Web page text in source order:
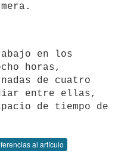
horas,
de cuatro
entre ellas,
de tiempo de
al artículo